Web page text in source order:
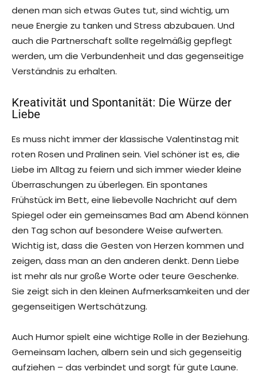
denen man sich etwas Gutes tut, sind wichtig, um
neue Energie zu tanken und Stress abzubauen. Und
auch die Partnerschaft sollte regelmäßig gepflegt
werden, um die Verbundenheit und das gegenseitige
Verständnis zu erhalten.
Kreativität und Spontanität: Die Würze der
Liebe
Es muss nicht immer der klassische Valentinstag mit
roten Rosen und Pralinen sein. Viel schöner ist es, die
Liebe im Alltag zu feiern und sich immer wieder kleine
Überraschungen zu überlegen. Ein spontanes
Frühstück im Bett, eine liebevolle Nachricht auf dem
Spiegel oder ein gemeinsames Bad am Abend können
den Tag schon auf besondere Weise aufwerten.
Wichtig ist, dass die Gesten von Herzen kommen und
zeigen, dass man an den anderen denkt. Denn Liebe
ist mehr als nur große Worte oder teure Geschenke.
Sie zeigt sich in den kleinen Aufmerksamkeiten und der
gegenseitigen Wertschätzung.
Auch Humor spielt eine wichtige Rolle in der Beziehung.
Gemeinsam lachen, albern sein und sich gegenseitig
aufziehen – das verbindet und sorgt für gute Laune.